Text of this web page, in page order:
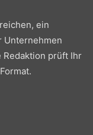
ein
Unternehmen
Redaktion prüft Ihr